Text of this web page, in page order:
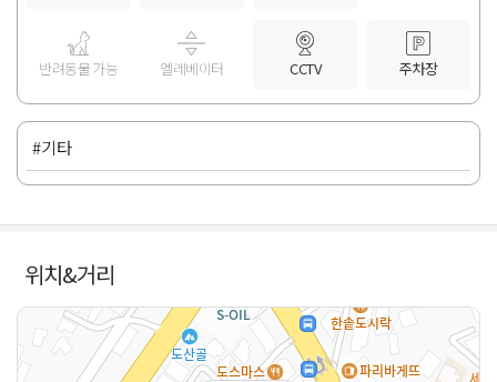
반려동물 가능 엘레베이터 CCTV 주차장
#기타
위치&거리